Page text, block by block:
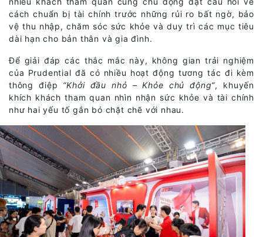
cách chuẩn bị tài chính trước những rủi ro bất ngờ, bảo
vệ thu nhập, chăm sóc sức khỏe và duy trì các mục tiêu
dài hạn cho bản thân và gia đình.
Để giải đáp các thắc mắc này, không gian trải nghiệm
của Prudential đã có nhiều hoạt động tương tác đi kèm
thông điệp “Khởi đầu nhỏ – Khỏe chủ động”, khuyến
khích khách tham quan nhìn nhận sức khỏe và tài chính
như hai yếu tố gắn bó chặt chẽ với nhau.